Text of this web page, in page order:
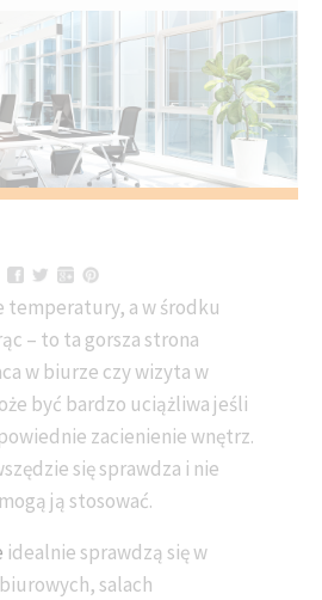
temperatury, a w środku
– to ta gorsza strona
w biurze czy wizyta w
być bardzo uciążliwa jeśli
zacienienie wnętrz.
się sprawdza i nie
ją stosować.
idealnie sprawdzą się w
salach